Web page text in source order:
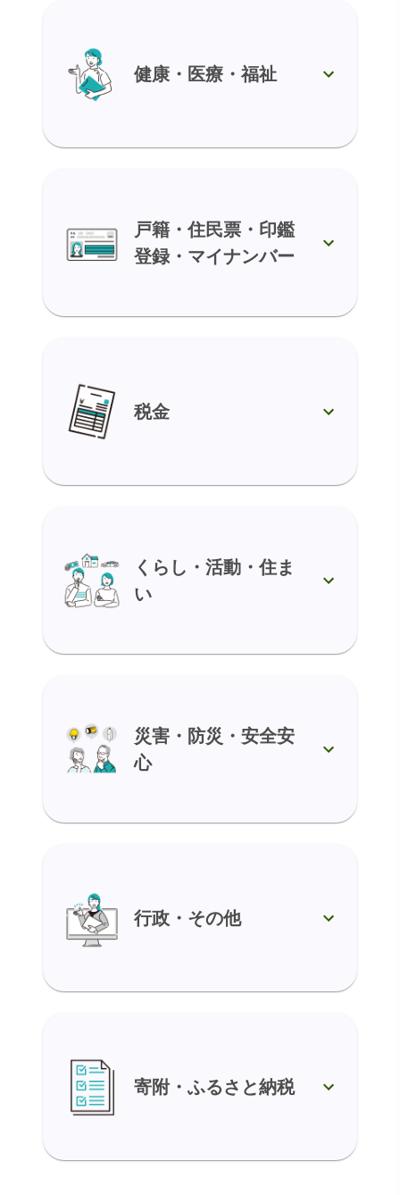
健康・医療・福祉
戸籍・住民票・印鑑
登録・マイナンバー
税金
くらし・活動・住ま
い
災害・防災・安全安
心
行政・その他
寄附・ふるさと納税